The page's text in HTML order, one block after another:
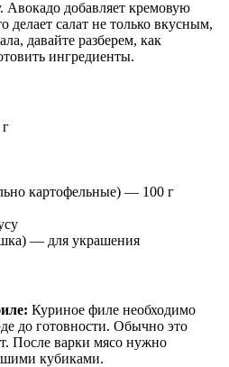
Авокадо добавляет кремовую
салат не только вкусным,
давайте разберем, как
ингредиенты.
картофельные) — 100 г
— для украшения
Куриное филе необходимо
до готовности. Обычно это
После варки мясо нужно
кубиками.